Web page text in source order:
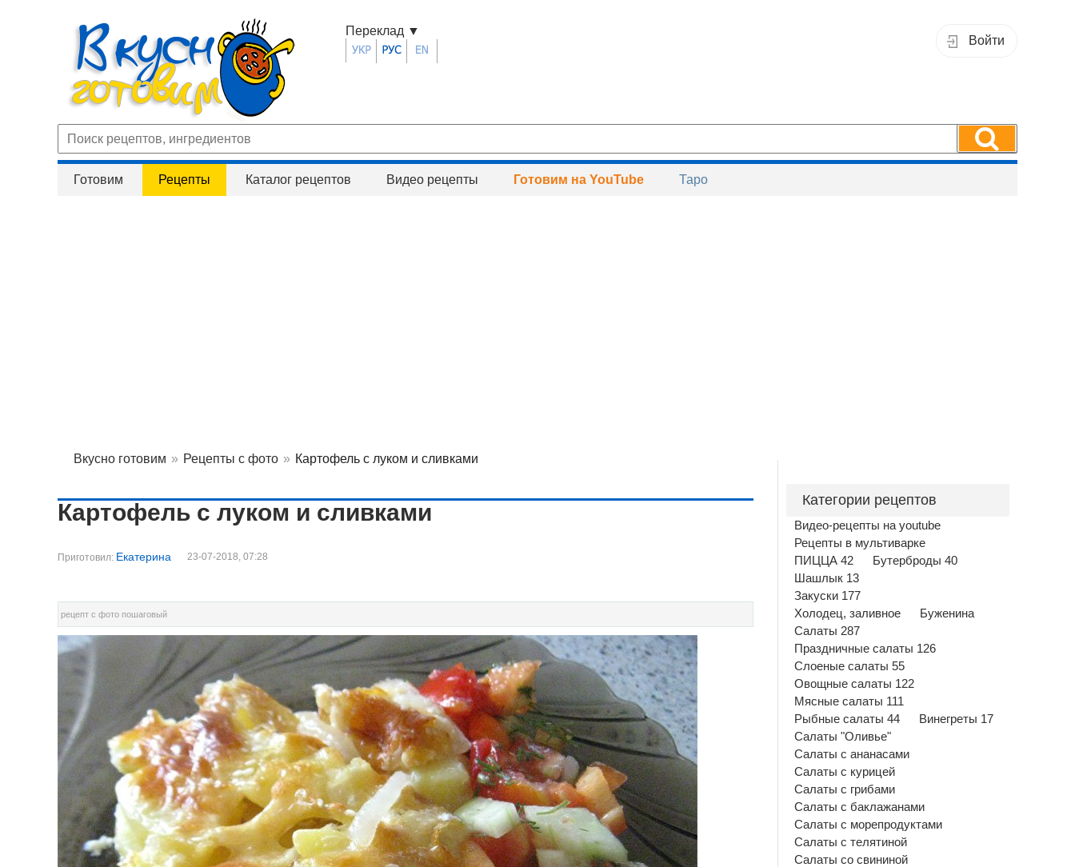
Войти
Переклад ▼
Готовим Рецепты Каталог рецептов Видео рецепты Готовим на YouTube Таро
Вкусно готовим » Рецепты с фото » Картофель с луком и сливками
Картофель с луком и сливками
Приготовил: Екатерина 23-07-2018, 07:28
рецепт с фото пошаговый
Категории рецептов
Видео-рецепты на youtube
Рецепты в мультиварке
ПИЦЦА 42
Бутерброды 40
Шашлык 13
Закуски 177
Холодец, заливное
Буженина
Салаты 287
Праздничные салаты 126
Слоеные салаты 55
Овощные салаты 122
Мясные салаты 111
Рыбные салаты 44
Винегреты 17
Салаты "Оливье"
Салаты с ананасами
Салаты с курицей
Салаты с грибами
Салаты с баклажанами
Салаты с морепродуктами
Салаты с телятиной
Салаты со свининой